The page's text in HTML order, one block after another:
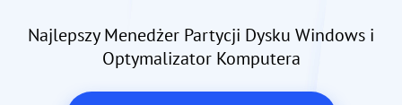
Najlepszy Menedżer Partycji Dysku Windows i
Optymalizator Komputera